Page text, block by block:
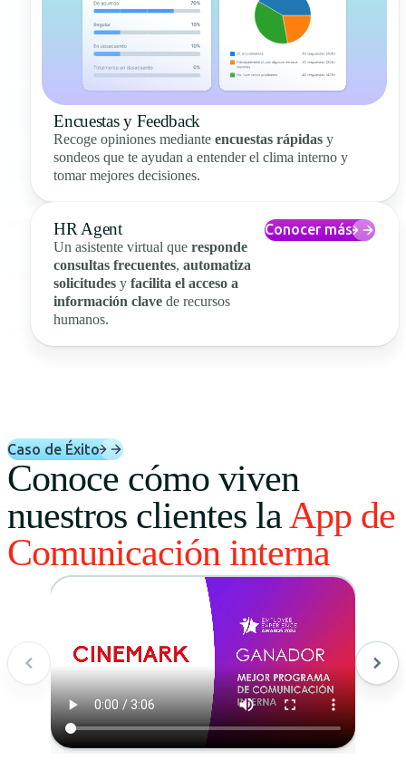
Encuestas y Feedback
Recoge opiniones medianteencuestas rápidas y
sondeos que te ayudan a entender el clima interno y
tomar mejores decisiones.
HR Agent
Un asistente virtual queresponde
consultas frecuentes,automatiza
solicitudes yfacilita el acceso a
información clave de recursos
humanos.
Conocer más
Caso de Éxito
Conoce cómo viven
nuestros clientes laApp de
Comunicación interna